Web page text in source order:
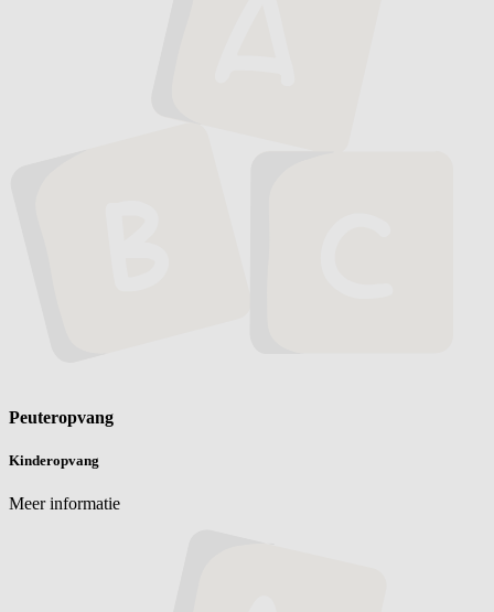
Peuteropvang
Kinderopvang
Meer informatie